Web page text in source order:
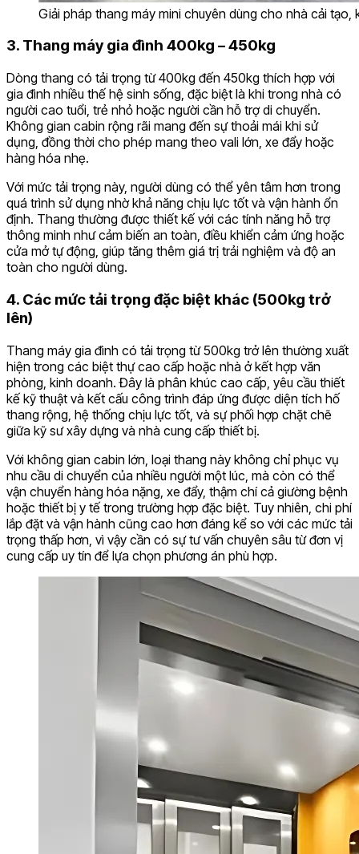
Giải pháp thang máy mini chuyên dùng cho nhà cải
3. Thang máy gia đình 400kg – 450kg
Dòng thang có tải trọng từ 400kg đến 450kg thích hợp với
gia đình nhiều thế hệ sinh sống, đặc biệt là khi trong nhà có
người cao tuổi, trẻ nhỏ hoặc người cần hỗ trợ di chuyển.
Không gian cabin rộng rãi mang đến sự thoải mái khi sử
dụng, đồng thời cho phép mang theo vali lớn, xe đẩy hoặc
hàng hóa nhẹ.
Với mức tải trọng này, người dùng có thể yên tâm hơn trong
quá trình sử dụng nhờ khả năng chịu lực tốt và vận hành ổn
định. Thang thường được thiết kế với các tính năng hỗ trợ
thông minh như cảm biến an toàn, điều khiển cảm ứng hoặc
cửa mở tự động, giúp tăng thêm giá trị trải nghiệm và độ an
toàn cho người dùng.
4. Các mức tải trọng đặc biệt khác (500kg trở
lên)
Thang máy gia đình có tải trọng từ 500kg trở lên thường xuất
hiện trong các biệt thự cao cấp hoặc nhà ở kết hợp văn
phòng, kinh doanh. Đây là phân khúc cao cấp, yêu cầu thiết
kế kỹ thuật và kết cấu công trình đáp ứng được diện tích hố
thang rộng, hệ thống chịu lực tốt, và sự phối hợp chặt chẽ
giữa kỹ sư xây dựng và nhà cung cấp thiết bị.
Với không gian cabin lớn, loại thang này không chỉ phục vụ
nhu cầu di chuyển của nhiều người một lúc, mà còn có thể
vận chuyển hàng hóa nặng, xe đẩy, thậm chí cả giường bệnh
hoặc thiết bị y tế trong trường hợp đặc biệt. Tuy nhiên, chi phí
lắp đặt và vận hành cũng cao hơn đáng kể so với các mức tải
trọng thấp hơn, vì vậy cần có sự tư vấn chuyên sâu từ đơn vị
cung cấp uy tín để lựa chọn phương án phù hợp.